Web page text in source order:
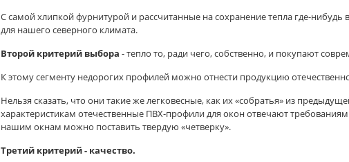
С самой хлипкой фурнитурой и рассчитанные на сохранение тепла где-нибудь
для нашего северного климата.
Второй критерий выбора - тепло то, ради чего, собственно, и покупают
К этому сегменту недорогих профилей можно отнести продукцию
Нельзя сказать, что они такие же легковесные, как их «собратья» из
характеристикам отечественные ПВХ-профили для окон отвечают
нашим окнам можно поставить твердую «четверку».
Третий критерий - качество.